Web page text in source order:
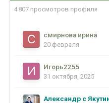
4 807 просмотров профиля
смирнова ирина
20 февраля
Игорь2255
31 октября, 2025
Александр с